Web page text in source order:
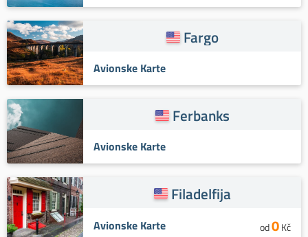
Fargo
Avionske Karte
Ferbanks
Avionske Karte
Filadelfija
Avionske Karte od0Kč